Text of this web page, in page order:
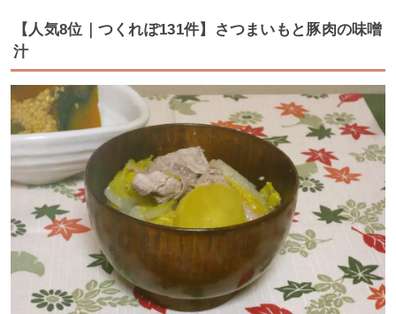
【人気8位｜つくれぽ131件】さつまいもと豚肉の味噌
汁